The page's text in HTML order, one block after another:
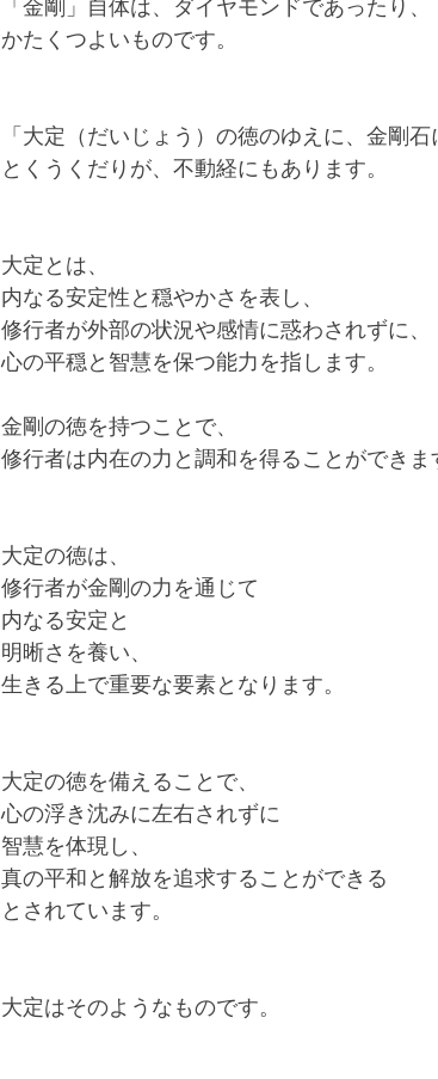
「金剛」自体は、ダイヤモンドであったり、
かたくつよいものです。
「大定（だいじょう）の徳のゆえに、金剛石
とくうくだりが、不動経にもあります。
大定とは、
内なる安定性と穏やかさを表し、
修行者が外部の状況や感情に惑わされずに、
心の平穏と智慧を保つ能力を指します。
金剛の徳を持つことで、
修行者は内在の力と調和を得ることができま
大定の徳は、
修行者が金剛の力を通じて
内なる安定と
明晰さを養い、
生きる上で重要な要素となります。
大定の徳を備えることで、
心の浮き沈みに左右されずに
智慧を体現し、
真の平和と解放を追求することができる
とされています。
大定はそのようなものです。